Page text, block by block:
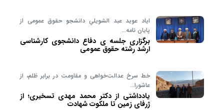
اياد عويد عبد الشويلي دانشجو حقوق عمومی از
پایان نامه…
برگزاری جلسه ی دفاع دانشجوی کارشناسی
ارشد رشته حقوق عمومی
خط سرخ عدالت‌خواهی و مقاومت در برابر ظلم، از
عاشورا…
یادداشتی از دکتر محمد مهدی تسخیری؛ از
ژرفای زمین تا ملکوت شهادت